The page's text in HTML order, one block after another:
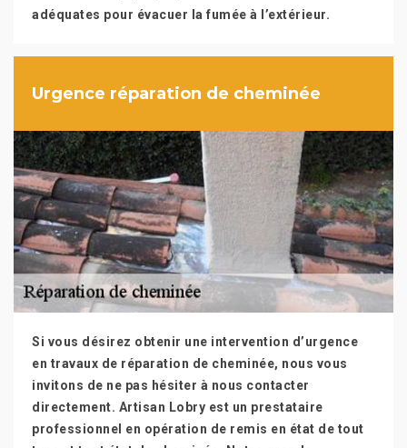
adéquates pour évacuer la fumée à l’extérieur.
Urgence réparation de cheminée
Si vous désirez obtenir une intervention d’urgence
en travaux de réparation de cheminée, nous vous
invitons de ne pas hésiter à nous contacter
directement. Artisan Lobry est un prestataire
professionnel en opération de remis en état de tout